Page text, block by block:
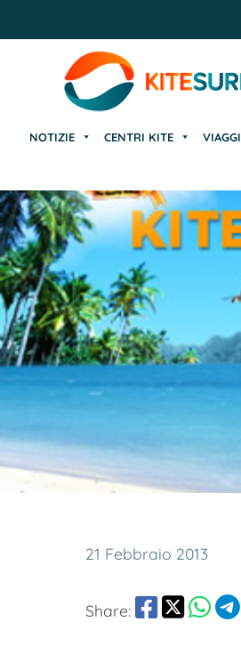
NOTIZIE CENTRI KITE VIAGGI
21 Febbraio 2013
Share: